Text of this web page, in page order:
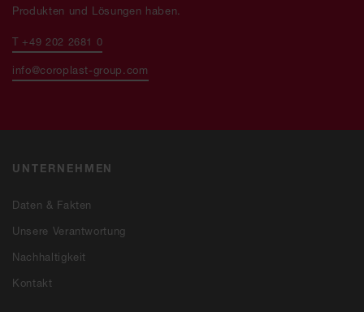
UNTERNEHMEN
Daten & Fakten
Unsere Verantwortung
Nachhaltigkeit
Kontakt
Produkten und Lösungen haben.
T +49 202 2681 0
info@coroplast-group.com